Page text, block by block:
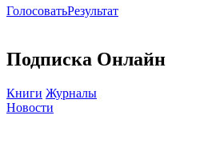
ГолосоватьРезультат
Подписка Онлайн
Книги Журналы
Новости